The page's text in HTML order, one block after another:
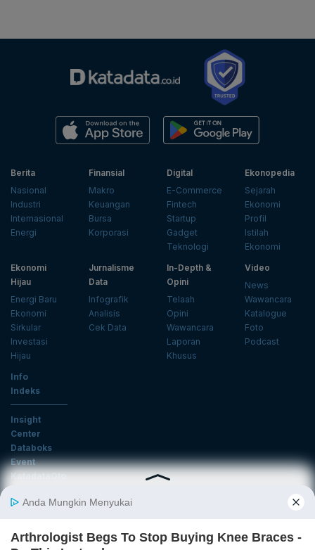
Berita
Nasional
Industri
Internasional
Energi
Finansial
Makro
Keuangan
Bursa
Korporasi
Digital
E-Commerce
Fintech
Startup
Gadget
Teknologi
Ekonopedia
Sejarah
Ekonomi
Profil
Istilah
Ekonomi
Ekonomi
Hijau
Energi Baru
Ekonomi
Sirkular
Investasi
Hijau
Jurnalisme
Data
Infografik
Analisis
Cek Data
In-Depth &
Opini
Telaah
Opini
Wawancara
Laporan
Khusus
Video
News
Wawancara
Katalogue
Foto
Podcast
Info
Indeks
Insight
Center
Databoks
Event
KatadataOto
Email
Daftar